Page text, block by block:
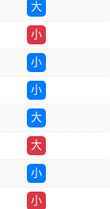
大
小
小
小
大
大
小
小